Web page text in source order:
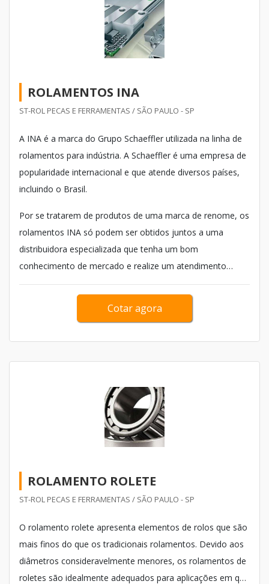
ROLAMENTOS INA
ST-ROL PECAS E FERRAMENTAS / SÃO PAULO - SP
A INA é a marca do Grupo Schaeffler utilizada na linha de
rolamentos para indústria. A Schaeffler é uma empresa de
popularidade internacional e que atende diversos países,
incluindo o Brasil.
Por se tratarem de produtos de uma marca de renome, os
rolamentos INA só podem ser obtidos juntos a uma
distribuidora especializada que tenha um bom
conhecimento de mercado e realize um atendimento
abrangente, visa...
Cotar agora
ROLAMENTO ROLETE
ST-ROL PECAS E FERRAMENTAS / SÃO PAULO - SP
O rolamento rolete apresenta elementos de rolos que são
mais finos do que os tradicionais rolamentos. Devido aos
diâmetros consideravelmente menores, os rolamentos de
roletes são idealmente adequados para aplicações em que